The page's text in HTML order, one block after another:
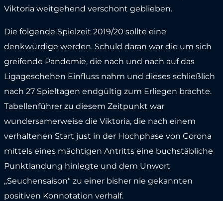
Viktoria weitgehend verschont geblieben.
Die folgende Spielzeit 2019/20 sollte eine
denkwürdige werden. Schuld daran war die um sich
greifende Pandemie, die nach und nach auf das
Ligageschehen Einfluss nahm und dieses schließlich
nach 27 Spieltagen endgültig zum Erliegen brachte.
Tabellenführer zu diesem Zeitpunkt war
wundersamerweise die Viktoria, die nach einem
verhaltenen Start just in der Hochphase von Corona
mittels eines mächtigen Antritts eine buchstäbliche
Punktlandung hinlegte und dem Unwort
„Seuchensaison“ zu einer bisher nie gekannten
positiven Konnotation verhalf.